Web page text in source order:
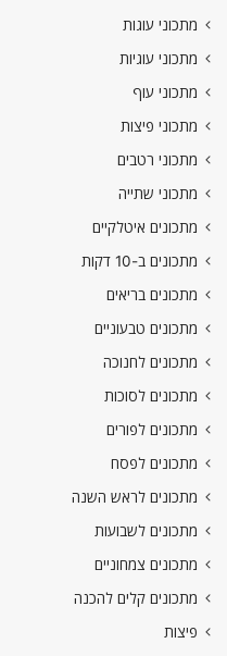
מתכוני עוגות
מתכוני עוגיות
מתכוני עוף
מתכוני פיצות
מתכוני רטבים
מתכוני שתייה
מתכונים איטלקיים
מתכונים ב-10 דקות
מתכונים בריאים
מתכונים טבעוניים
מתכונים לחנוכה
מתכונים לסוכות
מתכונים לפורים
מתכונים לפסח
מתכונים לראש השנה
מתכונים לשבועות
מתכונים צמחוניים
מתכונים קלים להכנה
פיצות